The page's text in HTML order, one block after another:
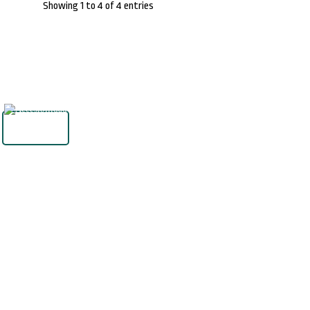
Showing 1 to 4 of 4 entries